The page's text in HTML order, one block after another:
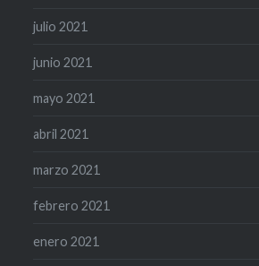
julio 2021
junio 2021
mayo 2021
abril 2021
marzo 2021
febrero 2021
enero 2021